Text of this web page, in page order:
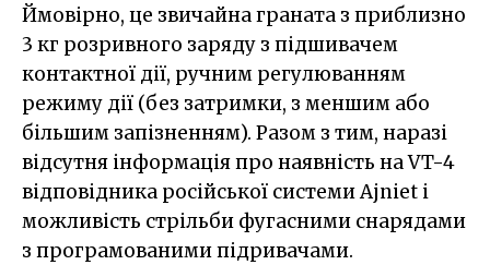
Ймовірно, це звичайна граната з приблизно
3 кг розривного заряду з підшивачем
контактної дії, ручним регулюванням
режиму дії (без затримки, з меншим або
більшим запізненням). Разом з тим, наразі
відсутня інформація про наявність на VT-4
відповідника російської системи Ajniet і
можливість стрільби фугасними снарядами
з програмованими підривачами.